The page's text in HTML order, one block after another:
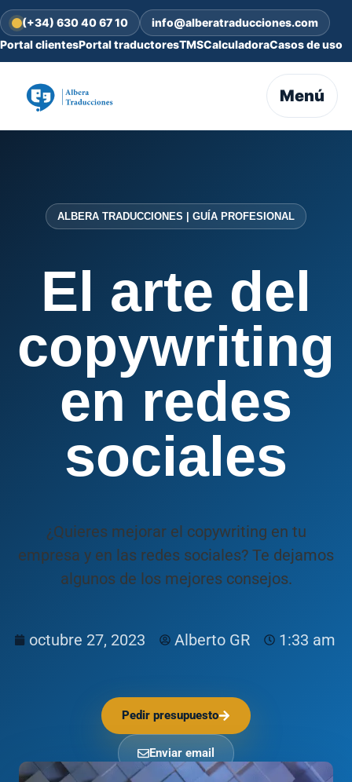
(+34) 630 40 67 10
info@alberatraducciones.com
Portal clientesPortal traductoresTMSCalculadoraCasos de uso
Menú
ALBERA TRADUCCIONES | GUÍA PROFESIONAL
El arte del
copywriting
en redes
sociales
¿Quieres mejorar el copywriting en tu
empresa y en las redes sociales? Te dejamos
algunos de los mejores consejos.
octubre 27, 2023 Alberto GR 1:33 am
Pedir presupuesto
Enviar email